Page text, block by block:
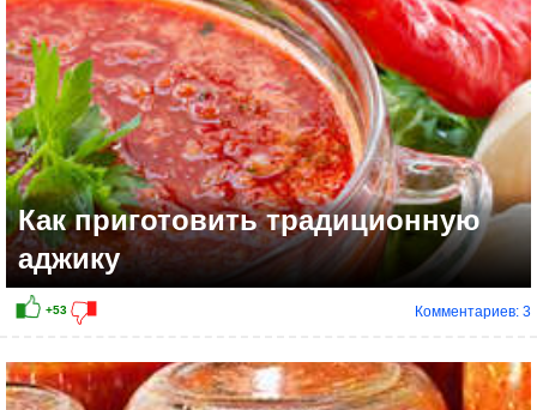
Как приготовить традиционную
аджику
Комментариев: 3